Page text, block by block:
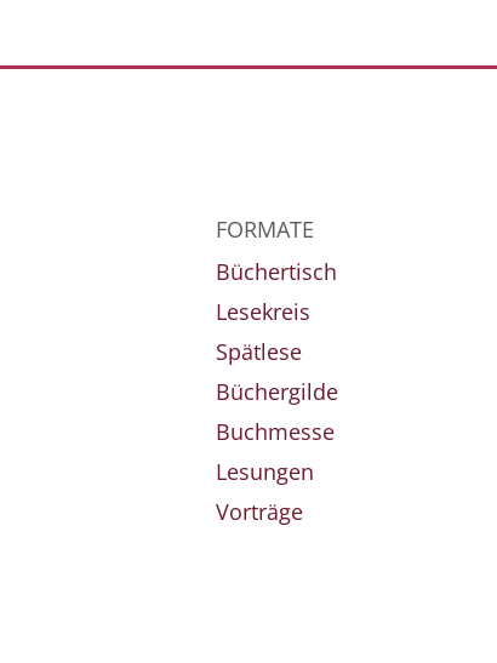
FORMATE
Büchertisch
Lesekreis
Spätlese
Büchergilde
Buchmesse
Lesungen
Vorträge